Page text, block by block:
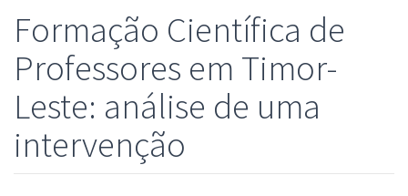
Formação Científica de
Professores em Timor-
Leste: análise de uma
intervenção